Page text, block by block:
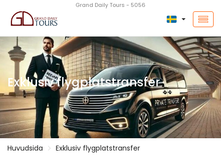
Grand Daily Tours - 5056
Exklusiv flygplatstransfer
Huvudsida Exklusiv flygplatstransfer